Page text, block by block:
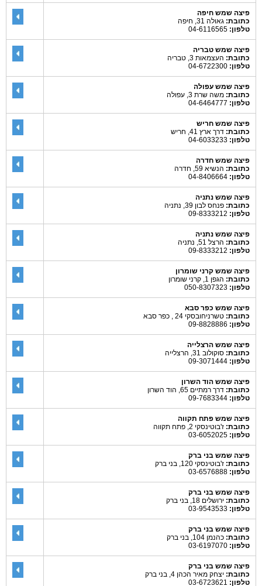
פיצה שמש חיפה
כתובת: גאולה 31, חיפה
טלפון:
פיצה שמש טבריה
כתובת: העצמאות 3, טבריה
טלפון:
פיצה שמש עפולה
כתובת: משה שרת 3, עפולה
טלפון:
פיצה שמש חריש
כתובת: דרך ארץ 41, חריש
טלפון:
פיצה שמש חדרה
כתובת: הנשיא 59, חדרה
טלפון:
פיצה שמש נתניה
כתובת: פנחס לבון 39, נתניה
טלפון:
פיצה שמש נתניה
כתובת: הרצל 51, נתניה
טלפון:
פיצה שמש קרני שומרון
כתובת: הגפן 1, קרני שומרון
טלפון:
פיצה שמש כפר סבא
כתובת: טשרניחובסקי 24 , כפר סבא
טלפון:
פיצה שמש הרצלייה
כתובת: סוקולוב 31, הרצלייה
טלפון:
פיצה שמש הוד השרון
כתובת: דרך רמתיים 65, הוד השרון
טלפון:
פיצה שמש פתח תקווה
כתובת: ז'בוטינסקי 2, פתח תקווה
טלפון:
פיצה שמש בני ברק
כתובת: ז'בוטינסקי 120, בני ברק
טלפון:
פיצה שמש בני ברק
כתובת: ירושלים 18, בני ברק
טלפון:
פיצה שמש בני ברק
כתובת: כהנמן 104, בני ברק
טלפון:
פיצה שמש בני ברק
כתובת: יצחק מאיר הכהן 4, בני ברק
טלפון: